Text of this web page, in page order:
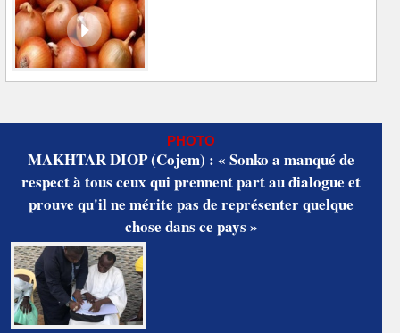
PHOTO
MAKHTAR DIOP (Cojem) : « Sonko a manqué de
respect à tous ceux qui prennent part au dialogue et
prouve qu'il ne mérite pas de représenter quelque
chose dans ce pays »